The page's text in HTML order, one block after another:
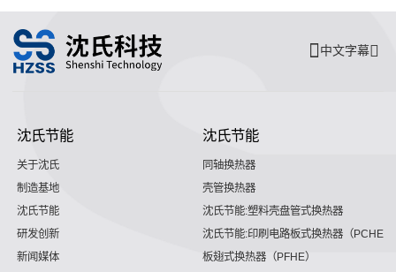
中文字幕
沈氏节能
关于沈氏
制造基地
沈氏节能
研发创新
新闻媒体
沈氏节能
同轴换热器
壳管换热器
沈氏节能:塑料壳盘管式换热器
沈氏节能:印刷电路板式换热器（PCHE）
板翅式换热器（PFHE）